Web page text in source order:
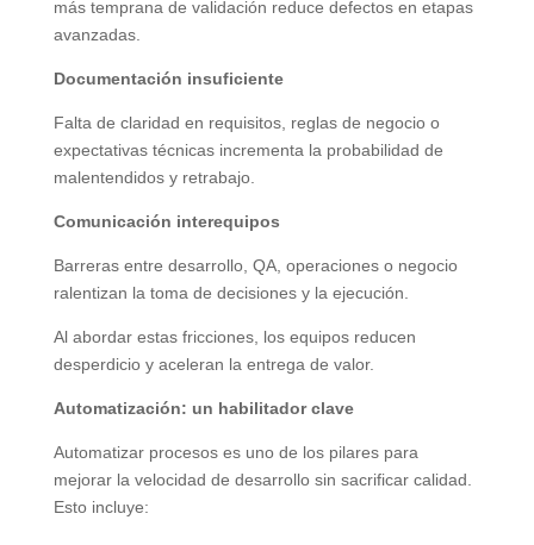
más temprana de validación reduce defectos en etapas
avanzadas.
Documentación insuficiente
Falta de claridad en requisitos, reglas de negocio o
expectativas técnicas incrementa la probabilidad de
malentendidos y retrabajo.
Comunicación interequipos
Barreras entre desarrollo, QA, operaciones o negocio
ralentizan la toma de decisiones y la ejecución.
Al abordar estas fricciones, los equipos reducen
desperdicio y aceleran la entrega de valor.
Automatización: un habilitador clave
Automatizar procesos es uno de los pilares para
mejorar la velocidad de desarrollo sin sacrificar calidad.
Esto incluye: